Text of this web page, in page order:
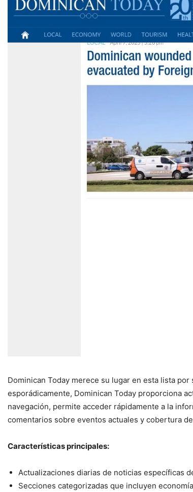
Dominican Today merece su lugar en esta lista
esporádicamente, Dominican Today proporciona
navegación, permite acceder rápidamente a la
comentarios sobre eventos actuales y cobertura
Características principales:
Actualizaciones diarias de noticias específicas
Secciones categorizadas que incluyen